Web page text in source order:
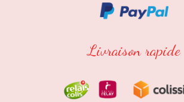
Livraison rapide